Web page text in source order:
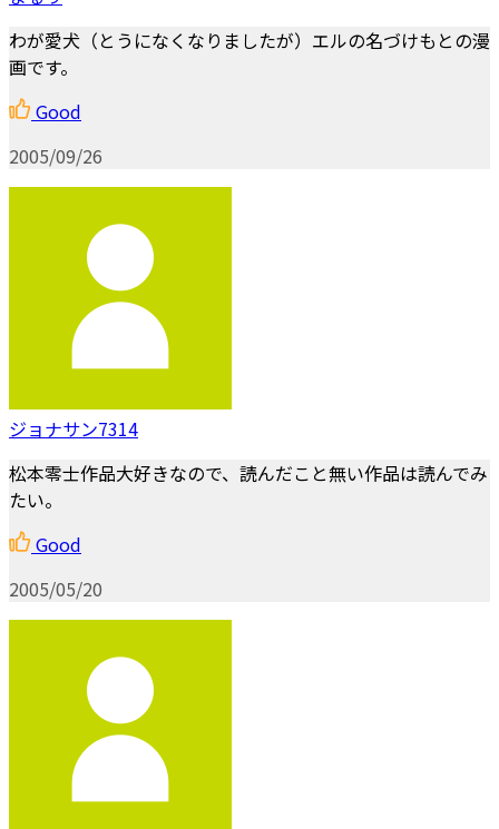
わが愛犬（とうになくなりましたが）エルの名づけもとの漫
画です。
Good
2005/09/26
ジョナサン7314
松本零士作品大好きなので、読んだこと無い作品は読んでみ
たい。
Good
2005/05/20